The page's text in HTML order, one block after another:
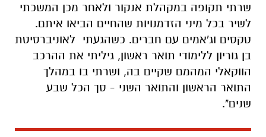
שרתי תקופה במקהלת אנקור ולאחר מכן המשכתי
לשיר בכל מיני הזדמנויות שהחיים הביאו איתם.
טקסים וג'אמים עם חברים. כשהגעתי לאוניברסיטת
בן גוריון ללימודי תואר ראשון, גיליתי את ההרכב
הווקאלי המהמם שקיים בה, ושרתי בו במהלך
התואר הראשון והתואר השני - סך הכל שבע
שנים".